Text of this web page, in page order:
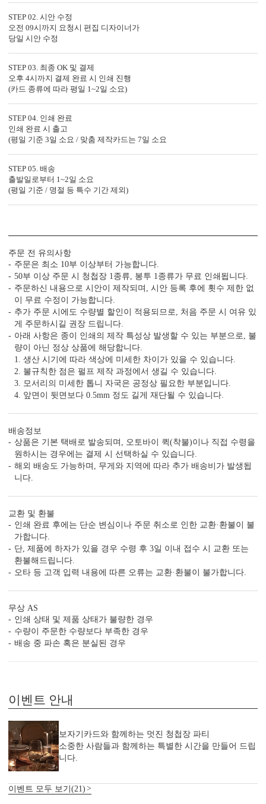
디자인형
신랑신부 이름, 예식일을 인쇄할
수 있습니다.
수신인 주소, 연락처 등을 기재할
수 있습니다.
컬러 봉투
다양한 컬러 봉투가 준비되어 있습니다.
7가지, 퀄리티의 차이
가공 없는 엽서형, 2단 청첩장도 다 같은 퀄리티가 아닙니다.
청첩장은 화면만 보고 고르면 놓치는 부분이 많습니다.
청첩장은 화면보다 실물이 중요합니다.
직접 종이와 인쇄 퀄리티를 확인해 보세요.
2. 400g과 350g의 고평량 용지
3. 1장씩 정밀 톰슨 재단
톰슨 재단이 한 장씩 이루어져야 상하좌우 여백이
고르게 맞습니다.
4. 무제한 전문가 수정 지원
청첩장은 처음이죠. 전문가의 도움을 받아 실수를
줄일 수 있습니다.
인쇄 품질도 지켜드립니다.
6. 봉투 무료, 봉투 인쇄 무료
봉투 컬러를 선택 여부와 봉투 인쇄 지원 여부까지
꼭 확인해 보세요.
STEP 02. 시안 수정
오전 09시까지 요청시 편집 디자이너가
당일 시안 수정
STEP 03. 최종 OK 및 결제
오후 4시까지 결제 완료 시 인쇄 진행
(카드 종류에 따라 평일 1~2일 소요)
STEP 04. 인쇄 완료
인쇄 완료 시 출고
(평일 기준 3일 소요 / 맞춤 제작카드는 7일 소요
STEP 05. 배송
출발일로부터 1~2일 소요
(평일 기준 / 명절 등 특수 기간 제외)
주문 전 유의사항
주문은 최소 10부 이상부터 가능합니다.
50부 이상 주문 시 청첩장 1종류, 봉투 1종류가 무료 인쇄됩니다.
주문하신 내용으로 시안이 제작되며, 시안 등록 후에 횟수 제한 없
이 무료 수정이 가능합니다.
추가 주문 시에도 수량별 할인이 적용되므로, 처음 주문 시 여유 있
게 주문하시길 권장 드립니다.
아래 사항은 종이 인쇄의 제작 특성상 발생할 수 있는 부분으로, 불
량이 아닌 정상 상품에 해당합니다.
1. 생산 시기에 따라 색상에 미세한 차이가 있을 수 있습니다.
2. 불규칙한 점은 펄프 제작 과정에서 생길 수 있습니다.
3. 모서리의 미세한 톱니 자국은 공정상 필요한 부분입니다.
4. 앞면이 뒷면보다 0.5mm 정도 길게 재단될 수 있습니다.
배송정보
상품은 기본 택배로 발송되며, 오토바이 퀵(착불)이나 직접 수령을
원하시는 경우에는 결제 시 선택하실 수 있습니다.
해외 배송도 가능하며, 무게와 지역에 따라 추가 배송비가 발생됩
니다.
교환 및 환불
인쇄 완료 후에는 단순 변심이나 주문 취소로 인한 교환·환불이 불
가합니다.
단, 제품에 하자가 있을 경우 수령 후 3일 이내 접수 시 교환 또는
환불해드립니다.
오타 등 고객 입력 내용에 따른 오류는 교환·환불이 불가합니다.
무상 AS
인쇄 상태 및 제품 상태가 불량한 경우
수량이 주문한 수량보다 부족한 경우
배송 중 파손 혹은 분실된 경우
이벤트 안내
보자기카드와 함께하는 멋진 청첩장 파티
소중한 사람들과 함께하는 특별한 시간을 만들어 드립
니다.
이벤트 모두 보기(21)